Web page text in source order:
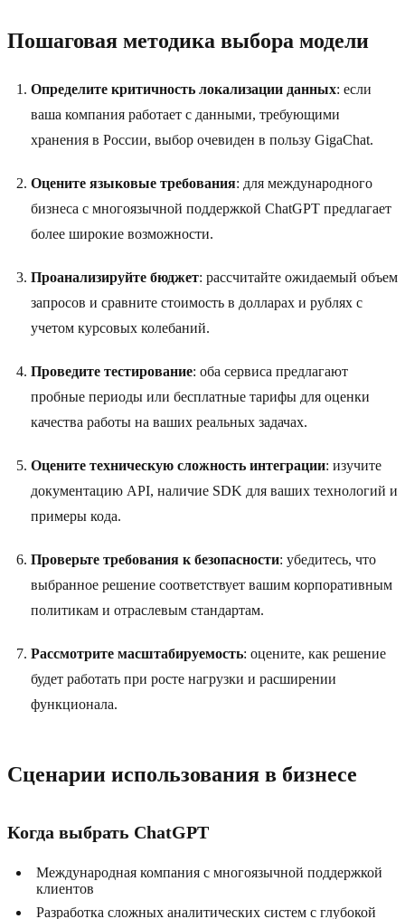
Пошаговая методика выбора модели
Определите критичность локализации данных: если
ваша компания работает с данными, требующими
хранения в России, выбор очевиден в пользу GigaChat.
Оцените языковые требования: для международного
бизнеса с многоязычной поддержкой ChatGPT предлагает
более широкие возможности.
Проанализируйте бюджет: рассчитайте ожидаемый объем
запросов и сравните стоимость в долларах и рублях с
учетом курсовых колебаний.
Проведите тестирование: оба сервиса предлагают
пробные периоды или бесплатные тарифы для оценки
качества работы на ваших реальных задачах.
Оцените техническую сложность интеграции: изучите
документацию API, наличие SDK для ваших технологий и
примеры кода.
Проверьте требования к безопасности: убедитесь, что
выбранное решение соответствует вашим корпоративным
политикам и отраслевым стандартам.
Рассмотрите масштабируемость: оцените, как решение
будет работать при росте нагрузки и расширении
функционала.
Сценарии использования в бизнесе
Когда выбрать ChatGPT
Международная компания с многоязычной поддержкой
клиентов
Разработка сложных аналитических систем с глубокой